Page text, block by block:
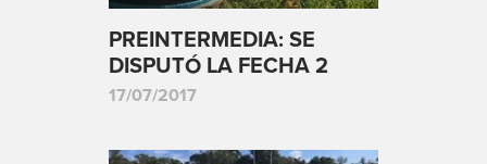
PREINTERMEDIA: SE
DISPUTÓ LA FECHA 2
17/07/2017